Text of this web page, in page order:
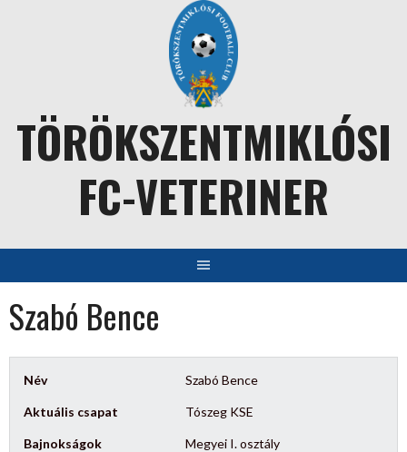
TÖRÖKSZENTMIKLÓSI
FC-VETERINER
Szabó Bence
Név Szabó Bence
Aktuális csapat Tószeg KSE
Bajnokságok Megyei I. osztály